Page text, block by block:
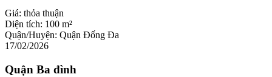
Giá: thỏa thuận
Diện tích: 100 m²
Quận/Huyện: Quận Đống Đa
17/02/2026
Quận Ba đình